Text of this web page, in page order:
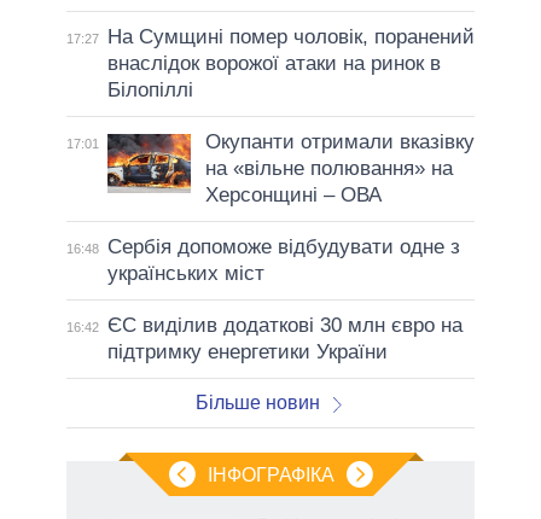
17:27
На Сумщині помер чоловік, поранений
внаслідок ворожої атаки на ринок в
Білопіллі
17:01
Окупанти отримали вказівку
на «вільне полювання» на
Херсонщині – ОВА
16:48
Сербія допоможе відбудувати одне з
українських міст
16:42
ЄС виділив додаткові 30 млн євро на
підтримку енергетики України
Більше новин
ІНФОГРАФІКА